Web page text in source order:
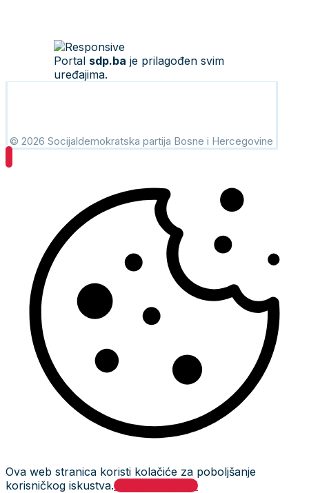
Portal sdp.ba je prilagođen svim
uređajima.
© 2026 Socijaldemokratska partija Bosne i Hercegovine
Ova web stranica koristi kolačiće za poboljšanje
korisničkog iskustva.Prihvati i zatvori